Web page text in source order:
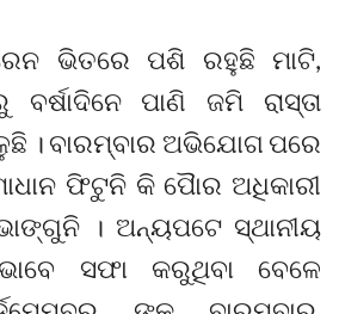
ଭିତରେ ପଶି ରହୁଛି ମାଟି,
ପାଣି ଜମି ରାସ୍ତା
। ବାରମ୍ବାର ଅଭିଯୋଗ ପରେ
ଫିଟୁନି କି ପୋୖର ଅଧିକାରୀ
। ଅନ୍ୟପଟେ ସ୍ଥାନୀୟ
ସଫା କରୁଥିବା ବେଳେ